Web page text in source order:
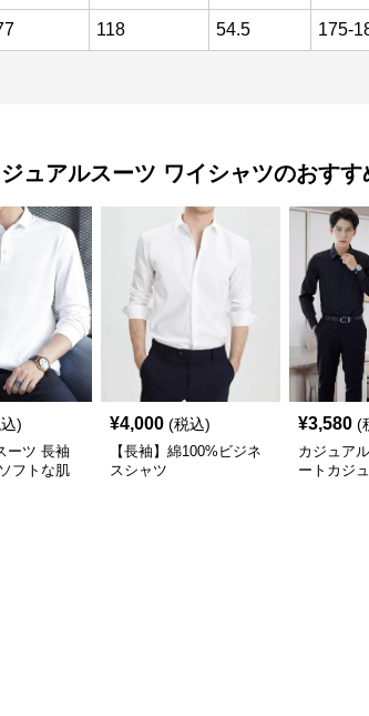
118 54.5 175-
ュアルスーツ ワイシャツのおすす
)
ーツ 長袖
フトな肌
¥4,000 (税込)
【長袖】綿100%ビジネ
スシャツ
¥3,580 (
カジュア
ートカジ